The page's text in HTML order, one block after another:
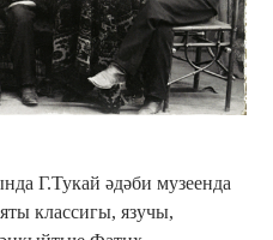
Г.Тукай әдәби музеенда
классигы, язучы,